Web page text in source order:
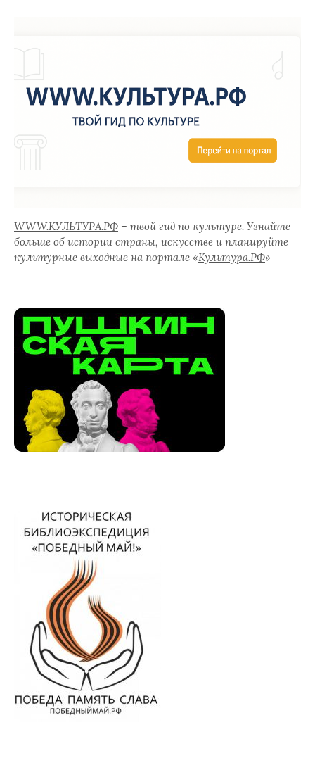
WWW.КУЛЬТУРА.РФ – твой гид по культуре. Узнайте
больше об истории страны, искусстве и планируйте
культурные выходные на портале «Культура.РФ»